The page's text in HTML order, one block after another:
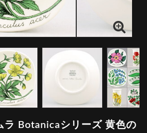
ラ Botanicaシリーズ 黄色の